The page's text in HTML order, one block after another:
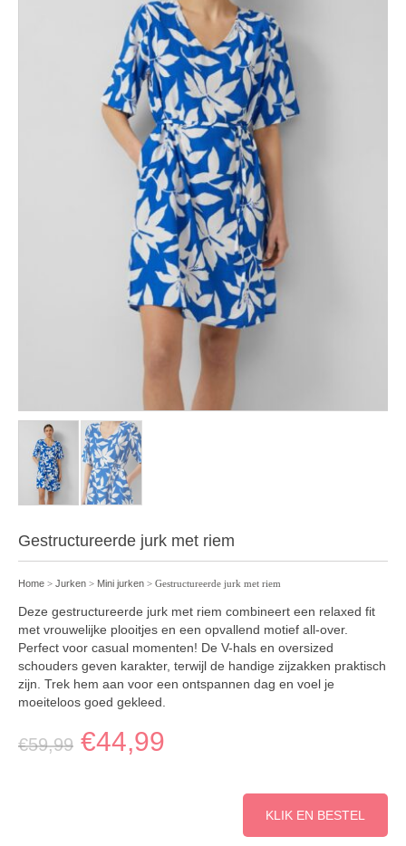
Gestructureerde jurk met riem
Home > Jurken > Mini jurken > Gestructureerde jurk met riem
Deze gestructureerde jurk met riem combineert een relaxed fit
met vrouwelijke plooitjes en een opvallend motief all-over.
Perfect voor casual momenten! De V-hals en oversized
schouders geven karakter, terwijl de handige zijzakken praktisch
zijn. Trek hem aan voor een ontspannen dag en voel je
moeiteloos goed gekleed.
€59,99 €44,99
KLIK EN BESTEL